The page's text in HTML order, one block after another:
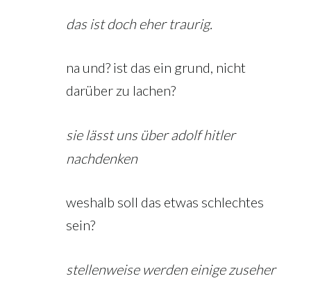
das ist doch eher traurig.
na und? ist das ein grund, nicht
darüber zu lachen?
sie lässt uns über adolf hitler
nachdenken
weshalb soll das etwas schlechtes
sein?
stellenweise werden einige zuseher